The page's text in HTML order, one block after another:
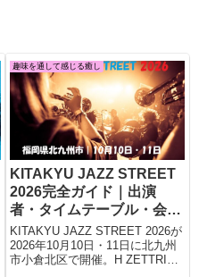
趣味を通して感じる癒し
KITAKYU JAZZ STREET
2026完全ガイド｜出演
者・タイムテーブル・会
場・北九州ホテル情報
KITAKYU JAZZ STREET 2026が
2026年10月10日・11日に北九州
市小倉北区で開催。H ZETTRIO